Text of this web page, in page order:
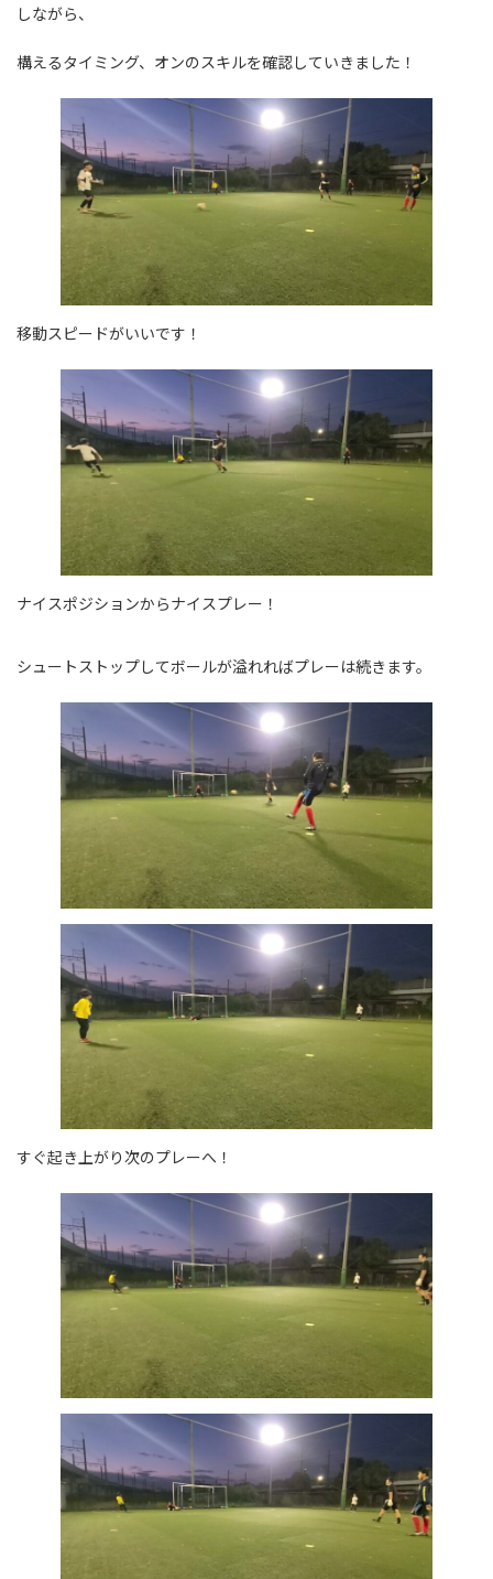
しながら、
構えるタイミング、オンのスキルを確認していきました！
移動スピードがいいです！
ナイスポジションからナイスプレー！
シュートストップしてボールが溢れればプレーは続きます。
すぐ起き上がり次のプレーへ！